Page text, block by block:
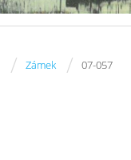
/ Zámek /
07-057